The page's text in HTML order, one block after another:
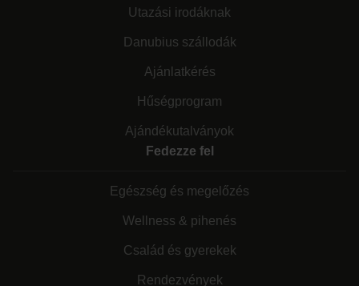
Utazási irodáknak
Danubius szállodák
Ajánlatkérés
Hűségprogram
Ajándékutalványok
Fedezze fel
Egészség és megelőzés
Wellness & pihenés
Család és gyerekek
Rendezvények